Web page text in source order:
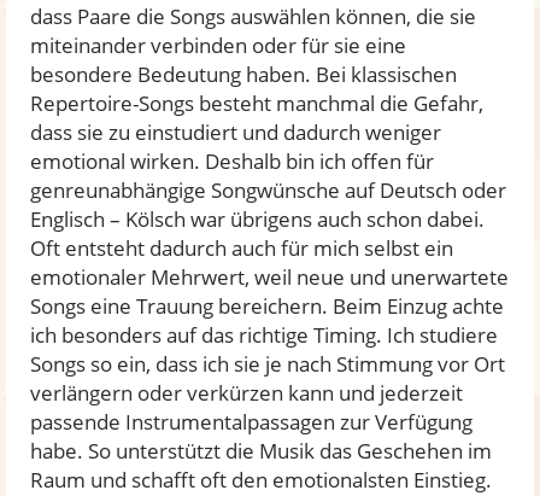
dass Paare die Songs auswählen können, die sie
miteinander verbinden oder für sie eine
besondere Bedeutung haben. Bei klassischen
Repertoire-Songs besteht manchmal die Gefahr,
dass sie zu einstudiert und dadurch weniger
emotional wirken. Deshalb bin ich offen für
genreunabhängige Songwünsche auf Deutsch oder
Englisch – Kölsch war übrigens auch schon dabei.
Oft entsteht dadurch auch für mich selbst ein
emotionaler Mehrwert, weil neue und unerwartete
Songs eine Trauung bereichern. Beim Einzug achte
ich besonders auf das richtige Timing. Ich studiere
Songs so ein, dass ich sie je nach Stimmung vor Ort
verlängern oder verkürzen kann und jederzeit
passende Instrumentalpassagen zur Verfügung
habe. So unterstützt die Musik das Geschehen im
Raum und schafft oft den emotionalsten Einstieg.